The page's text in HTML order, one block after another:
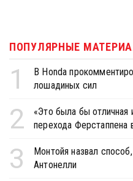
ПОПУЛЯРНЫЕ
1
В Honda
лошадиных сил
2
«Это была бы отличная
перехода Ферстаппена
3
Монтойя назвал
Антонелли